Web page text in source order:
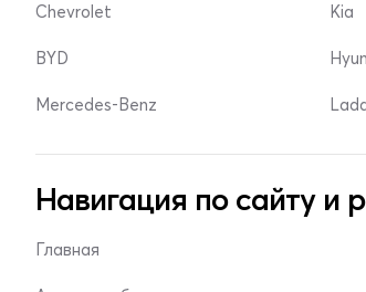
Chevrolet
BYD
Mercedes-Benz
Kia
Навигация по сайту и
Главная